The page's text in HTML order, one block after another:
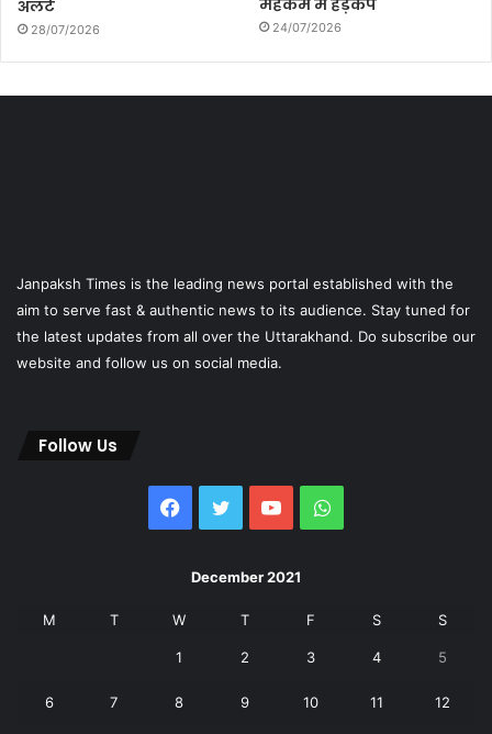
अलर्ट
28/07/2026
महकमे में हड़कंप
24/07/2026
Janpaksh Times is the leading news portal established with the
aim to serve fast & authentic news to its audience. Stay tuned for
the latest updates from all over the Uttarakhand. Do subscribe our
website and follow us on social media.
Follow Us
Facebook
Twitter YouTubeWhatsApp
December 2021
M T W T F S S
1 2 3 4 5
6 7 8 9 10 11 12